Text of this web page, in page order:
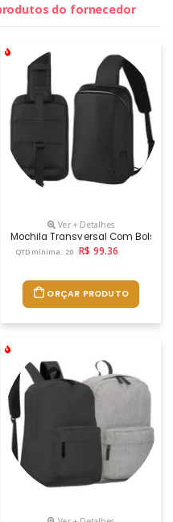
do fornecedor
Poliéster 1680d E Interior Em
Ver + Detalhes
Mochila Transversal Com Bolso
QTD mínima: 20 R$ 99.36
ORÇAR PRODUTO